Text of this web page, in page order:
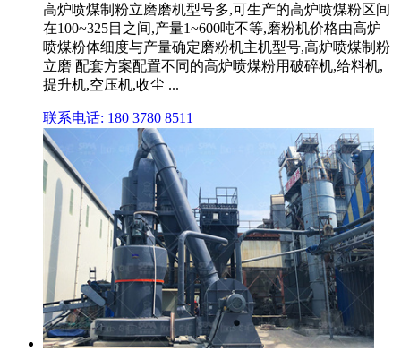
高炉喷煤制粉立磨磨机型号多,可生产的高炉喷煤粉区间
在100~325目之间,产量1~600吨不等,磨粉机价格由高炉
喷煤粉体细度与产量确定磨粉机主机型号,高炉喷煤制粉
立磨 配套方案配置不同的高炉喷煤粉用破碎机,给料机,
提升机,空压机,收尘 ...
联系电话: 180 3780 8511